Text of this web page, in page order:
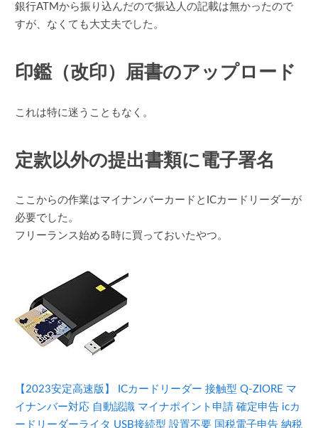
銀行ATMから振り込んだので振込人の記載は無かったので
すが、なくても大丈夫でした。
印鑑（改印）届書のアップロード
これは特に迷うこともなく。
定款以外の提出書類に電子署名
ここからの作業はマイナンバーカードとICカードリーダーが
必要でした。
フリーランス始める時に買っておいたやつ。
【2023安定高速版】 ICカードリーダー 接触型 Q-ZIORE マ
イナンバー対応 自動認識 マイナポイント申請 確定申告 icカ
ードリーダーライタ USB接続型 設置不要 国税電子申告 納税